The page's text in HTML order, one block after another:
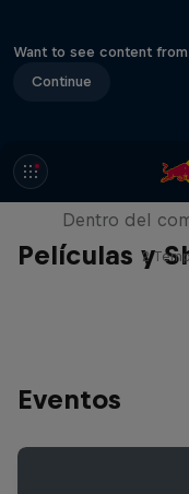
Want to see content
Continue
Películas y
Dentro del
2
Eventos